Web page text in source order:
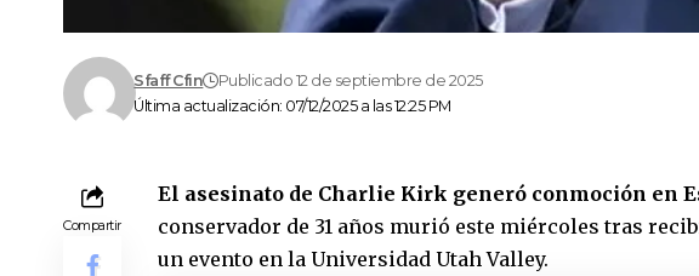
Última actualización: 07/12/2025 a las 12:25 PM
Sfaff Cfin Publicado 12 de septiembre de 2025
Compartir
El asesinato de Charlie Kirk generó conmoción en
conservador de 31 años murió este miércoles tras
un evento en la Universidad Utah Valley.